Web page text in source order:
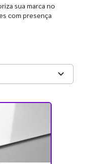
sua marca no
com presença